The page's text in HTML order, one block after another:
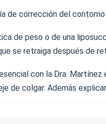
de corrección del
de peso o de una
se retraiga después de
con la Dra.
de colgar. Además